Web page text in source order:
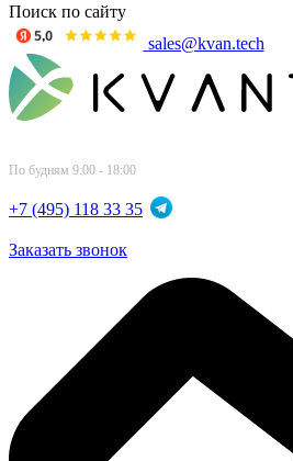
Поиск по сайту
sales@kvan.tech
По будням 9:00 - 18:00
+7 (495) 118 33 35
Заказать звонок